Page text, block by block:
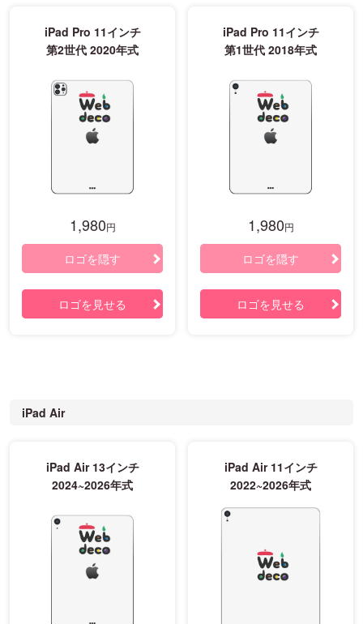
iPad Pro 11インチ
第2世代 2020年式
1,980円
ロゴを隠す
ロゴを見せる
iPad Pro 11インチ
第1世代 2018年式
1,980円
ロゴを隠す
ロゴを見せる
iPad Air
iPad Air 13インチ
2024~2026年式
iPad Air 11インチ
2022~2026年式